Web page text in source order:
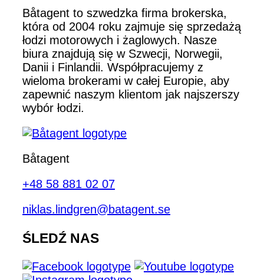
Båtagent to szwedzka firma brokerska,
która od 2004 roku zajmuje się sprzedażą
łodzi motorowych i żaglowych. Nasze
biura znajdują się w Szwecji, Norwegii,
Danii i Finlandii. Współpracujemy z
wieloma brokerami w całej Europie, aby
zapewnić naszym klientom jak najszerszy
wybór łodzi.
Båtagent
+48 58 881 02 07
niklas.lindgren@batagent.se
ŚLEDŹ NAS